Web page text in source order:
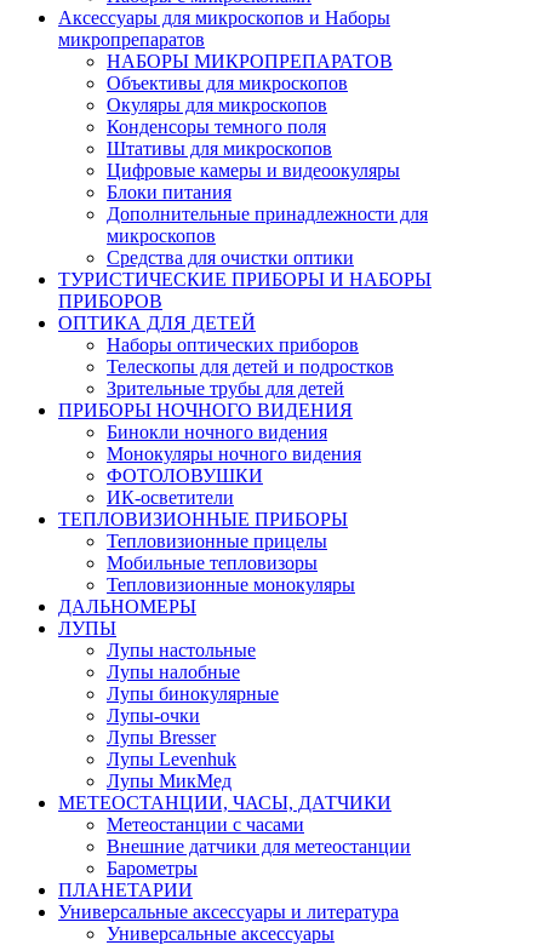
Аксессуары для микроскопов и Наборы
микропрепаратов
НАБОРЫ МИКРОПРЕПАРАТОВ
Объективы для микроскопов
Окуляры для микроскопов
Конденсоры темного поля
Штативы для микроскопов
Цифровые камеры и видеоокуляры
Блоки питания
Дополнительные принадлежности для
микроскопов
Средства для очистки оптики
ТУРИСТИЧЕСКИЕ ПРИБОРЫ И НАБОРЫ
ПРИБОРОВ
ОПТИКА ДЛЯ ДЕТЕЙ
Наборы оптических приборов
Телескопы для детей и подростков
Зрительные трубы для детей
ПРИБОРЫ НОЧНОГО ВИДЕНИЯ
Бинокли ночного видения
Монокуляры ночного видения
ФОТОЛОВУШКИ
ИК-осветители
ТЕПЛОВИЗИОННЫЕ ПРИБОРЫ
Тепловизионные прицелы
Мобильные тепловизоры
Тепловизионные монокуляры
ДАЛЬНОМЕРЫ
ЛУПЫ
Лупы настольные
Лупы налобные
Лупы бинокулярные
Лупы-очки
Лупы Bresser
Лупы Levenhuk
Лупы МикМед
МЕТЕОСТАНЦИИ, ЧАСЫ, ДАТЧИКИ
Метеостанции с часами
Внешние датчики для метеостанции
Барометры
ПЛАНЕТАРИИ
Универсальные аксессуары и литература
Универсальные аксессуары